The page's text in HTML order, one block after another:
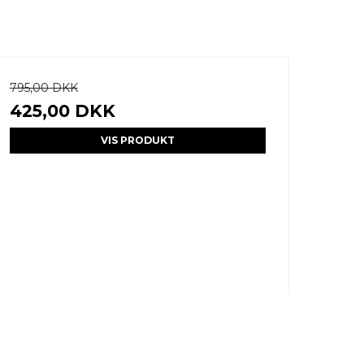
795,00 DKK
425,00 DKK
VIS PRODUKT